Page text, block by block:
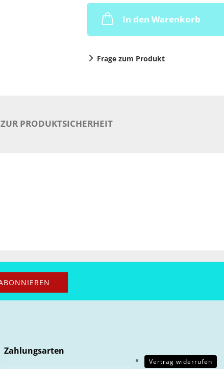
In den Warenkorb
Frage zum Produkt
PRODUKTSICHERHEIT
Zahlungsarten
Vertrag widerrufen